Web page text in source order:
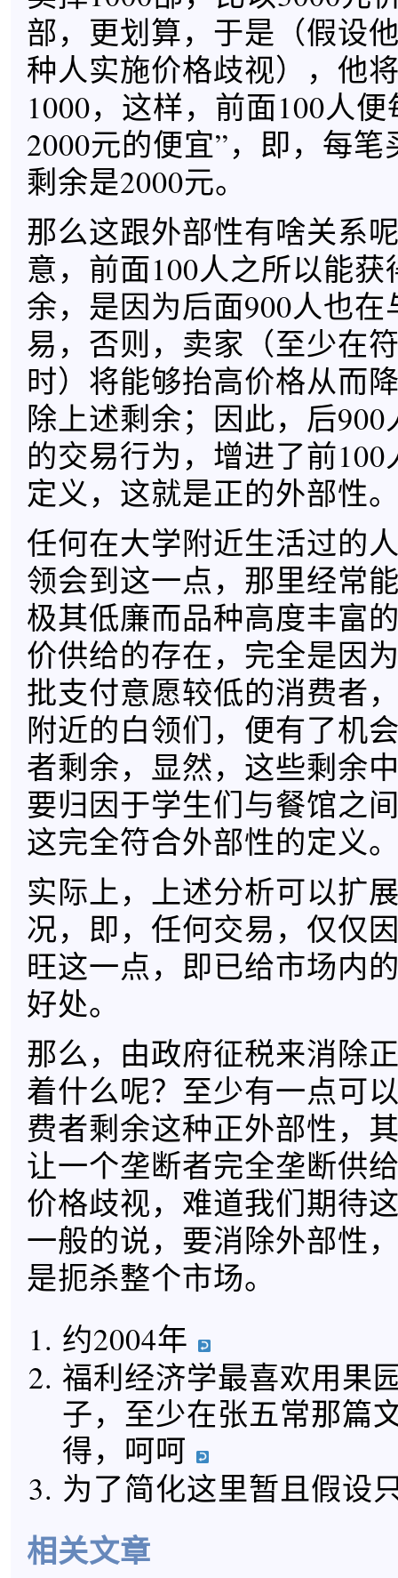
部，更划算，于是（假设
种人实施价格歧视），他
1000，这样，前面100人
2000元的便宜”，即，每
剩余是2000元。
那么这跟外部性有啥关系
意，前面100人之所以能
余，是因为后面900人也
易，否则，卖家（至少在
时）将能够抬高价格从而
除上述剩余；因此，后
的交易行为，增进了前
定义，这就是正的外部性
任何在大学附近生活过的
领会到这一点，那里经常
极其低廉而品种高度丰富
价供给的存在，完全是因
批支付意愿较低的消费者
附近的白领们，便有了机
者剩余，显然，这些剩余
要归因于学生们与餐馆之
这完全符合外部性的定义
实际上，上述分析可以扩
况，即，任何交易，仅仅
旺这一点，即已给市场内
好处。
那么，由政府征税来消除
着什么呢？至少有一点可
费者剩余这种正外部性，
让一个垄断者完全垄断供
价格歧视，难道我们期待
一般的说，要消除外部性
是扼杀整个市场。
约2004年
福利经济学最喜欢用果
子，至少在张五常那篇
得，呵呵
为了简化这里暂且假设
相关文章